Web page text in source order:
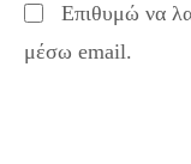
Επιθυμώ να
μέσω email.